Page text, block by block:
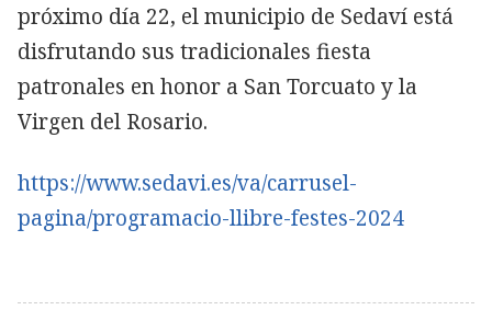
próximo día 22, el municipio de Sedaví está
disfrutando sus tradicionales fiesta
patronales en honor a San Torcuato y la
Virgen del Rosario.
https://www.sedavi.es/va/carrusel-
pagina/programacio-llibre-festes-2024